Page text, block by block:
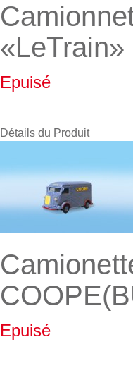
Epuisé
Détails du Produit
Epuisé